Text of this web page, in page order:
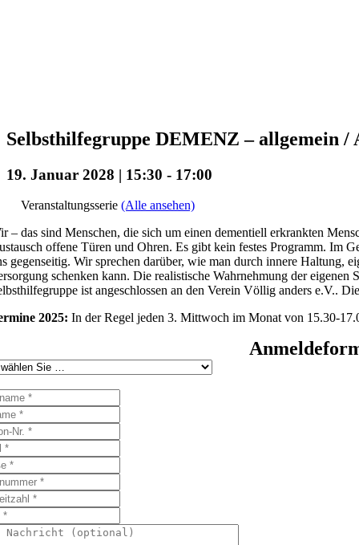
Selbsthilfegruppe DEMENZ – allgemein /
19. Januar 2028 | 15:30 - 17:00
Veranstaltungsserie (Alle ansehen)
– das sind Menschen, die sich um einen dementiell erkrankten
offene Türen und Ohren. Es gibt kein festes Programm. Im
gegenseitig. Wir sprechen darüber, wie man durch innere Haltung,
schenken kann. Die realistische Wahrnehmung der
ist angeschlossen an den Verein Völlig anders e.V..
2025: In der Regel jeden 3. Mittwoch im Monat von 15.30-